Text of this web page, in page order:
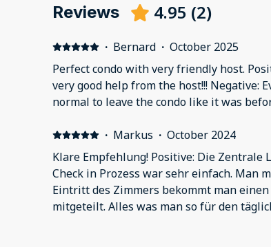
Reviews 4.95 (2)
· Bernard · October 2025
Perfect condo with very friendly host.
very good help from the host!!! Negative:
normal to leave the condo like it was
· Markus · October 2024
Klare Empfehlung! Positive: Die Zentrale
Check in Prozess war sehr einfach. Man
Eintritt des Zimmers bekommt man
mitgeteilt. Alles was man so für den